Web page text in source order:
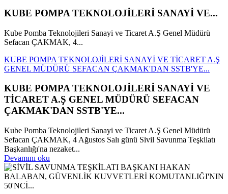
KUBE POMPA TEKNOLOJİLERİ SANAYİ VE...
Kube Pomba Teknolojileri Sanayi ve Ticaret A.Ş Genel Müdürü
Sefacan ÇAKMAK, 4...
KUBE POMPA TEKNOLOJİLERİ SANAYİ VE TİCARET A.Ş
GENEL MÜDÜRÜ SEFACAN ÇAKMAK'DAN SSTB'YE...
KUBE POMPA TEKNOLOJİLERİ SANAYİ VE
TİCARET A.Ş GENEL MÜDÜRÜ SEFACAN
ÇAKMAK'DAN SSTB'YE...
Kube Pomba Teknolojileri Sanayi ve Ticaret A.Ş Genel Müdürü
Sefacan ÇAKMAK, 4 Ağustos Salı günü Sivil Savunma Teşkilatı
Başkanlığı'na nezaket...
Devamını oku